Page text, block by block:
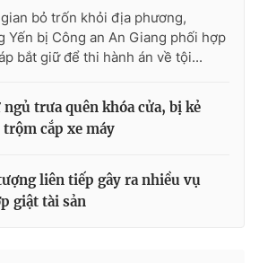
bỏ trốn khỏi địa phương,
Yến bị Công an An Giang phối hợp
bắt giữ để thi hành án về tội...
trưa quên khóa cửa, bị kẻ
cắp xe máy
liên tiếp gây ra nhiều vụ
giật tài sản